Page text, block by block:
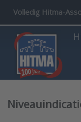
Volledig Hitma-